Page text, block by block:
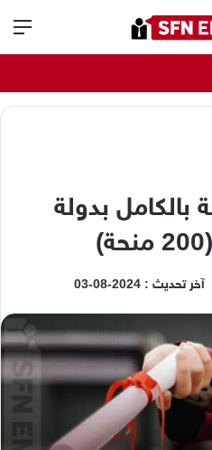
بالكامل بدولة
آخر تحديث : 2024-08-03